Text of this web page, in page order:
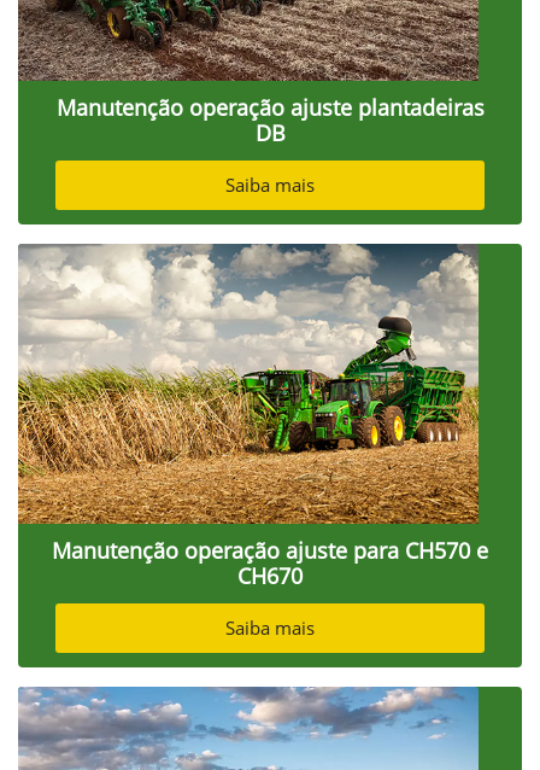
Manutenção operação ajuste plantadeiras
DB
Saiba mais
Manutenção operação ajuste para CH570 e
CH670
Saiba mais